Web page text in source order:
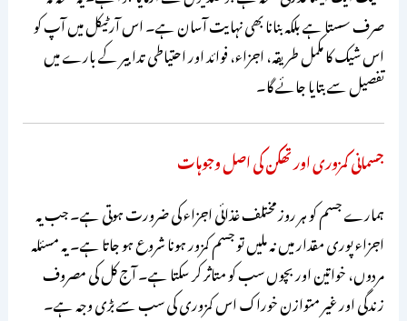
صرف سستا ہے بلکہ بنانا بھی نہایت آسان ہے۔ اس آرٹیکل میں آپ کو
اس شیک کا مکمل طریقہ، اجزاء، فوائد اور احتیاطی تدابیر کے بارے میں
تفصیل سے بتایا جائے گا۔
جسمانی کمزوری اور تھکن کی اصل وجوہات
ہمارے جسم کو ہر روز مختلف غذائی اجزاء کی ضرورت ہوتی ہے۔ جب یہ
اجزاء پوری مقدار میں نہ ملیں تو جسم کمزور ہونا شروع ہو جاتا ہے۔ یہ مسئلہ
مردوں، خواتین اور بچوں سب کو متاثر کر سکتا ہے۔ آج کل کی مصروف
زندگی اور غیر متوازن خوراک اس کمزوری کی سب سے بڑی وجہ ہے۔